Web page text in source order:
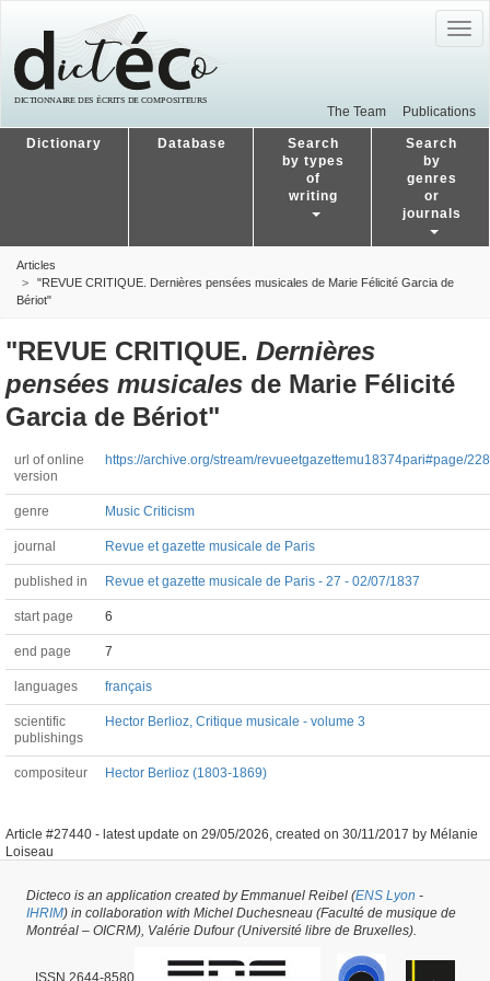
The Team Publications
Dictionary Database
Search
by types
of
writing
Search
by
genres
or
journals
Articles
"REVUE CRITIQUE. Dernières pensées musicales de Marie Félicité Garcia de
Bériot"
"REVUE CRITIQUE. Dernières
pensées musicales de Marie Félicité
Garcia de Bériot"
url of online
version
https://archive.org/stream/revueetgazettemu18374pari#page/
genre Music Criticism
journal Revue et gazette musicale de Paris
published in Revue et gazette musicale de Paris - 27 - 02/07/1837
start page 6
end page 7
languages français
scientific
publishings
Hector Berlioz, Critique musicale - volume 3
compositeur Hector Berlioz (1803-1869)
Article #27440 - latest update on 29/05/2026, created on 30/11/2017 by Mélanie
Loiseau
Dicteco is an application created by Emmanuel Reibel (ENS Lyon -
IHRIM) in collaboration with Michel Duchesneau (Faculté de musique de
Montréal – OICRM), Valérie Dufour (Université libre de Bruxelles).